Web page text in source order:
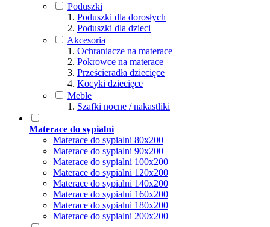
Poduszki
Poduszki dla dorosłych
Poduszki dla dzieci
Akcesoria
Ochraniacze na materace
Pokrowce na materace
Prześcieradła dziecięce
Kocyki dziecięce
Meble
Szafki nocne / nakastliki
Materace do sypialni
Materace do sypialni 80x200
Materace do sypialni 90x200
Materace do sypialni 100x200
Materace do sypialni 120x200
Materace do sypialni 140x200
Materace do sypialni 160x200
Materace do sypialni 180x200
Materace do sypialni 200x200